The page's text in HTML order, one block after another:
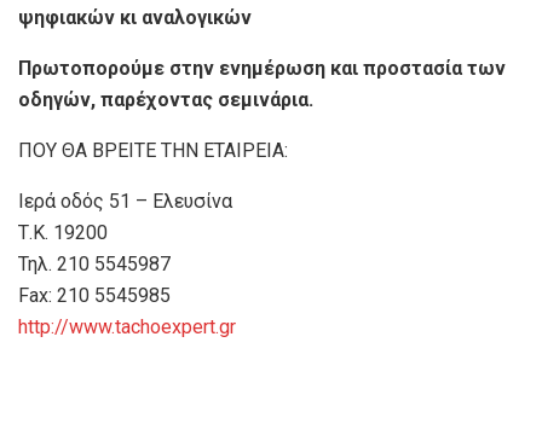
ψηφιακών κι αναλογικών
Πρωτοπορούμε στην ενημέρωση και προστασία των
οδηγών, παρέχοντας σεμινάρια.
ΠΟΥ ΘΑ ΒΡΕΙΤΕ ΤΗΝ ΕΤΑΙΡΕΙΑ:
Ιερά οδός 51 – Ελευσίνα
Τ.Κ. 19200
Τηλ. 210 5545987
Fax: 210 5545985
http://www.tachoexpert.gr